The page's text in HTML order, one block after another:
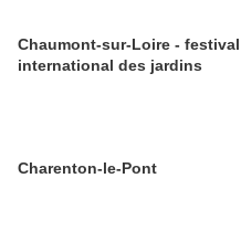
Chaumont-sur-Loire - festival
international des jardins
Charenton-le-Pont